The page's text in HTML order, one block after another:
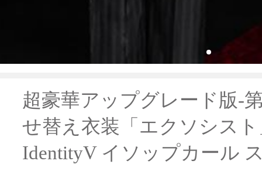
超豪華アップグレード版-
せ替え衣装「エクソシス
IdentityV イソップカール